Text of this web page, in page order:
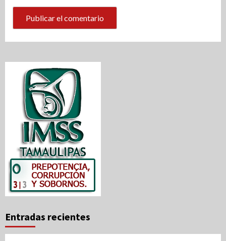
Entradas recientes